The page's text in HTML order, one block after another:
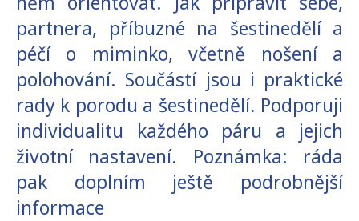
partnera, příbuzné na šestinedělí a
péčí o miminko, včetně nošení a
polohování. Součástí jsou i praktické
rady k porodu a šestinedělí. Podporuji
individualitu každého páru a jejich
životní nastavení. Poznámka: ráda
pak doplním ještě podrobnější
informace